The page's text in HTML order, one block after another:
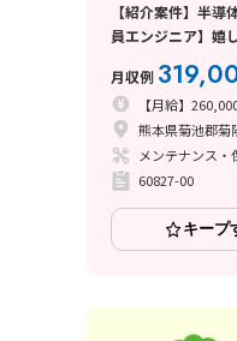
【紹介案件】半導体製造
員エンジニア】嬉
月収例
【月給】
熊本県菊池郡菊
メンテナンス・
60827-00
キープ